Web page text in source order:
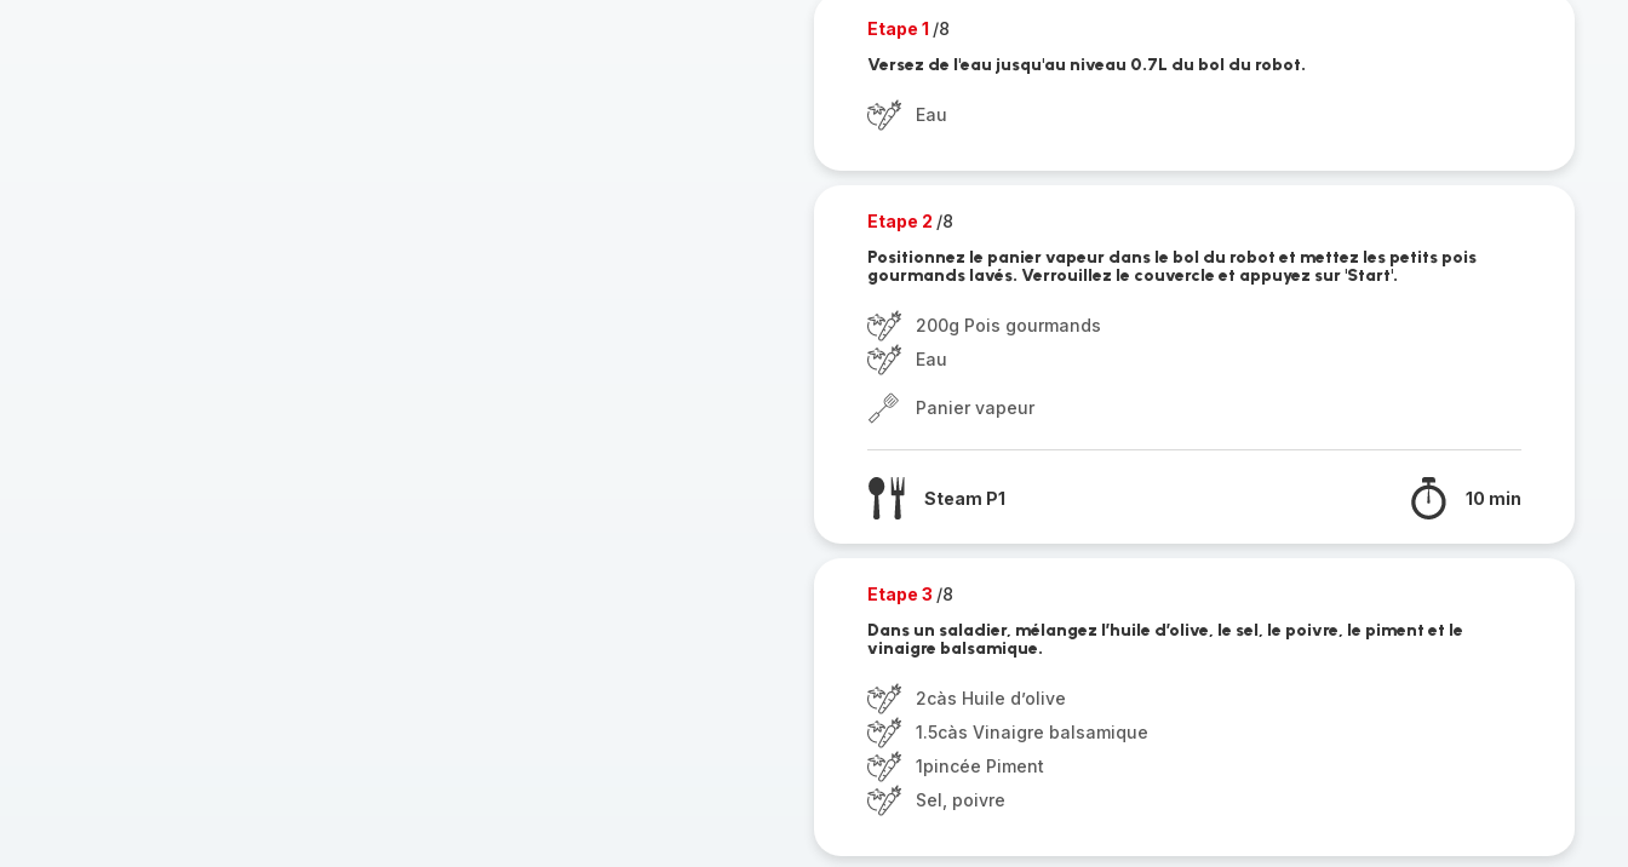
Etape 1 /8
Versez de l'eau jusqu'au niveau 0.7L du bol du robot.
Eau
Etape 2 /8
Positionnez le panier vapeur dans le bol du robot et mettez les petits pois
gourmands lavés. Verrouillez le couvercle et appuyez sur 'Start'.
200g Pois gourmands
Eau
Panier vapeur
Steam P1 10 min
Etape 3 /8
Dans un saladier, mélangez l’huile d’olive, le sel, le poivre, le piment et le
vinaigre balsamique.
2càs Huile d’olive
1.5càs Vinaigre balsamique
1pincée Piment
Sel, poivre